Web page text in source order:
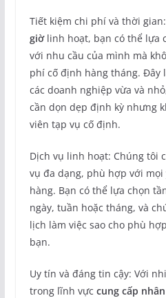
Tiết kiệm chi phí và thời
giờlinh hoạt, bạn có thể lựa
với nhu cầu của mình mà
phí cố định hàng tháng. Đây
các doanh nghiệp vừa và
cần dọn dẹp định kỳ nhưng
viên tạp vụ cố định.
Dịch vụ linh hoạt: Chúng tôi
vụ đa dạng, phù hợp với mọi
hàng. Bạn có thể lựa chọn
ngày, tuần hoặc tháng, và
lịch làm việc sao cho phù
bạn.
Uy tín và đáng tin cậy: Với
trong lĩnh vực cung cấp